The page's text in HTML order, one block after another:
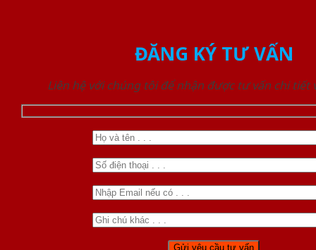
ĐĂNG KÝ TƯ VẤN
Liên hệ với chúng tôi để nhận được tư vấn chi tiết